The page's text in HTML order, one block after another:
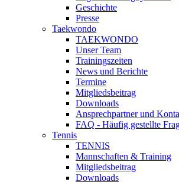
Geschichte
Presse
Taekwondo
TAEKWONDO
Unser Team
Trainingszeiten
News und Berichte
Termine
Mitgliedsbeitrag
Downloads
Ansprechpartner und
FAQ - Häufig gestellte
Tennis
TENNIS
Mannschaften & Training
Mitgliedsbeitrag
Downloads